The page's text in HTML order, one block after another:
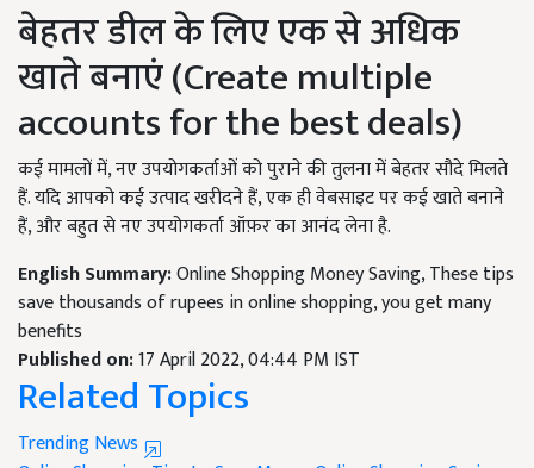
बेहतर डील के लिए एक से अधिक
खाते बनाएं (Create multiple
accounts for the best deals)
कई मामलों में,नए उपयोगकर्ताओं को पुराने की तुलना में बेहतर सौदे मिलते
हैं. यदि आपको कई उत्पाद खरीदने हैं,एक ही वेबसाइट पर कई खाते बनाने
हैं,और बहुत से नए उपयोगकर्ता ऑफ़र का आनंद लेना है.
English Summary:Online Shopping Money Saving, These tips
save thousands of rupees in online shopping, you get many
benefits
Published on:17 April 2022, 04:44 PM IST
Related Topics
Trending News